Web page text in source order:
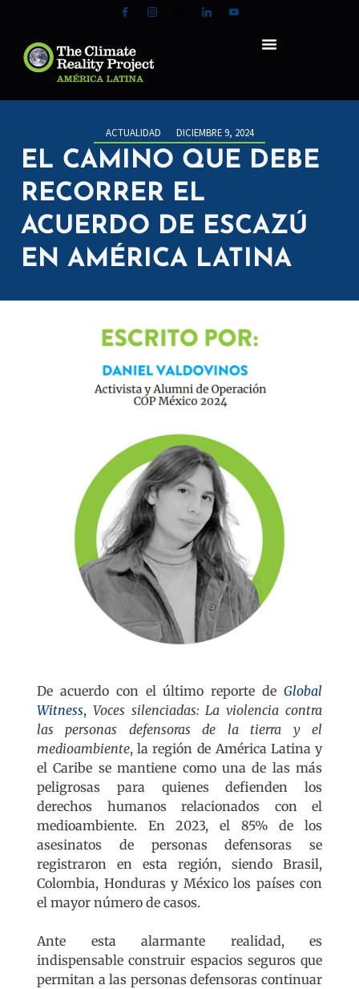
ACTUALIDAD DICIEMBRE 9, 2024
EL CAMINO QUE DEBE
RECORRER EL
ACUERDO DE ESCAZÚ
EN AMÉRICA LATINA
De acuerdo con el último reporte de Global
Witness, Voces silenciadas: La violencia contra
las personas defensoras de la tierra y el
medioambiente, la región de América Latina y
el Caribe se mantiene como una de las más
peligrosas para quienes defienden los
derechos humanos relacionados con el
medioambiente. En 2023, el 85% de los
asesinatos de personas defensoras se
registraron en esta región, siendo Brasil,
Colombia, Honduras y México los países con
el mayor número de casos.
Ante esta alarmante realidad, es
indispensable construir espacios seguros que
permitan a las personas defensoras continuar